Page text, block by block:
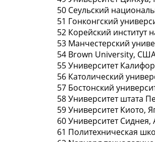
50 Сеульский
51 Гонконгский
52 Корейский институт
53 Манчестерский
54 Brown University,
55 Университет
56 Католический
57 Бостонский
58 Университет штaта
59 Университет Киото,
60 Университет Сиднея,
61 Политехническая